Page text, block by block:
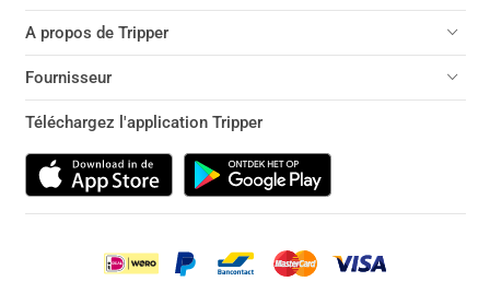
A propos de Tripper
Fournisseur
Téléchargez l'application Tripper